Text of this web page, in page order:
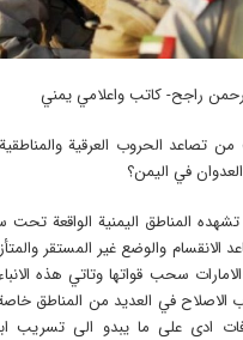
راجح- كاتب واعلامي يمني
تصاعد الحروب العرقية
في اليمن؟
المناطق اليمنية الواقعة تحت
الانقسام والوضع غير المستقر
سحب قواتها وتاتي هذه
الاصلاح في العديد من المناطق
ادى على ما يبدو الى تسريب